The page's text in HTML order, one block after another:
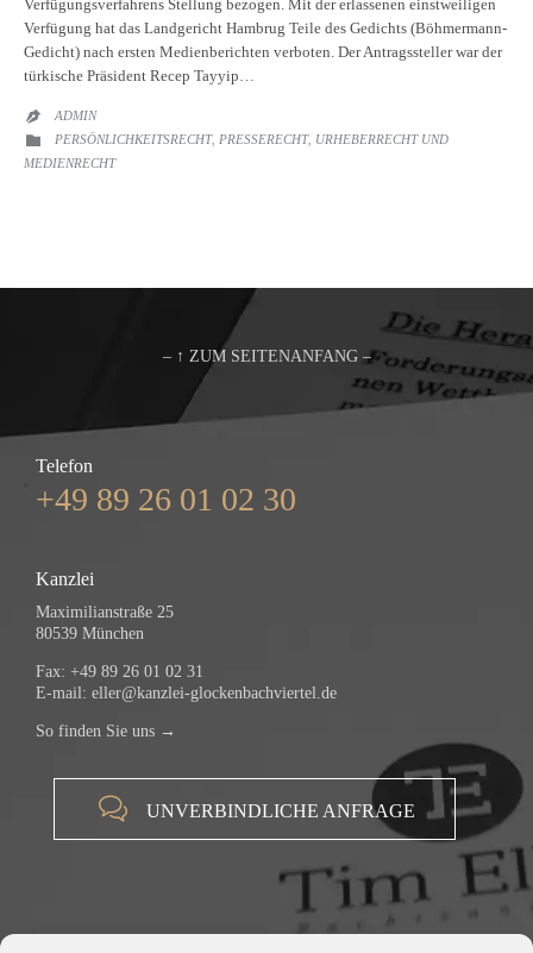
Verfügungsverfahrens Stellung bezogen. Mit der erlassenen einstweiligen
Verfügung hat das Landgericht Hambrug Teile des Gedichts (Böhmermann-
Gedicht) nach ersten Medienberichten verboten. Der Antragssteller war der
türkische Präsident Recep Tayyip…
 ADMIN
 CATEGORY
PERSÖNLICHKEITSRECHT, PRESSERECHT, URHEBERRECHT UND
MEDIENRECHT
– ↑ ZUM SEITENANFANG –
Telefon
+49 89 26 01 02 30
Kanzlei
Maximilianstraße 25
80539 München
Fax: +49 89 26 01 02 31
E-mail: eller@kanzlei-glockenbachviertel.de
So finden Sie uns →
 UNVERBINDLICHE ANFRAGE